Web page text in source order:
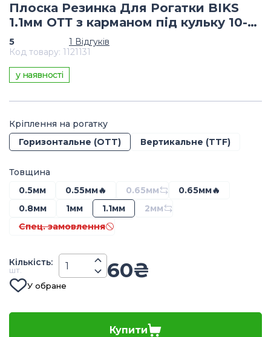
Плоска Резинка Для Рогатки BIKS
1.1мм ОТТ з карманом під кульку 10-12
мм
5 1 Відгуків
Код товару: 1121131
у наявності
Кріплення на рогатку
Горизонтальне (OTT)
Вертикальне (TTF)
Товщина
0.5мм
0.55мм🔥 0.65мм
0.65мм🔥
0.8мм
1мм 1.1мм
2мм
Спец. замовлення
Кiлькiсть:
шт. 60₴
У обране
Купити